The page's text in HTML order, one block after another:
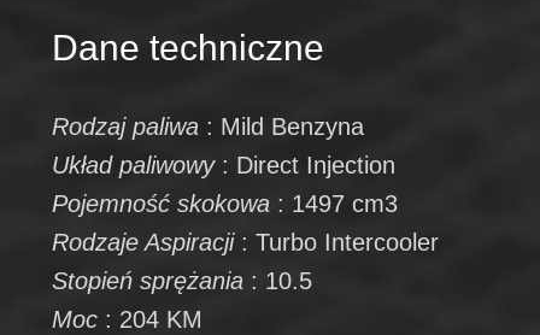
Dane techniczne
Rodzaj paliwa : Mild Benzyna
Układ paliwowy: Direct Injection
Pojemność skokowa : 1497 cm3
Rodzaje Aspiracji: Turbo Intercooler
Stopień sprężania : 10.5
Moc : 204 KM